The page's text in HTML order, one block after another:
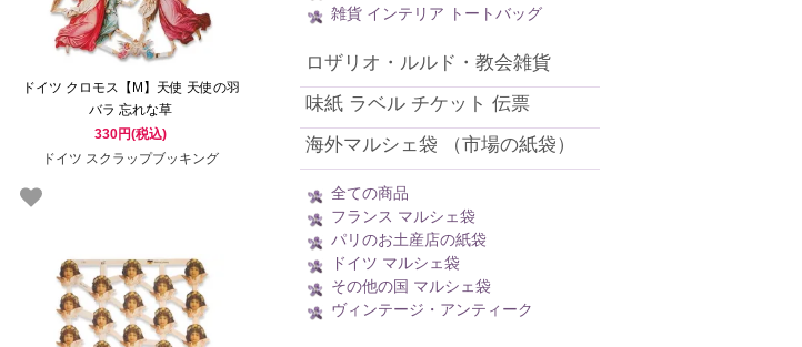
ドイツ クロモス【M】天使 天使の羽
バラ 忘れな草
330円(税込)
ドイツ スクラップブッキング
雑貨 インテリア トートバッグ
ロザリオ・ルルド・教会雑貨
味紙 ラベル チケット 伝票
海外マルシェ袋 （市場の紙袋）
全ての商品
フランス マルシェ袋
パリのお土産店の紙袋
ドイツ マルシェ袋
その他の国 マルシェ袋
ヴィンテージ・アンティーク